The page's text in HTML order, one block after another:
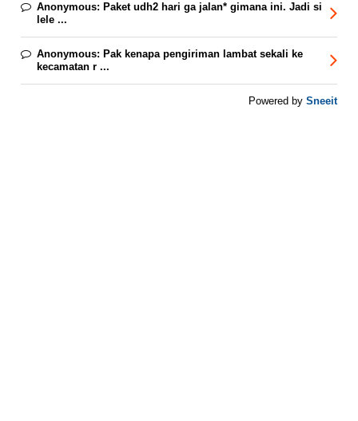
Anonymous: Paket udh2 hari ga jalan* gimana ini. Jadi si
lele ...
Anonymous: Pak kenapa pengiriman lambat sekali ke
kecamatan r ...
Powered by Sneeit